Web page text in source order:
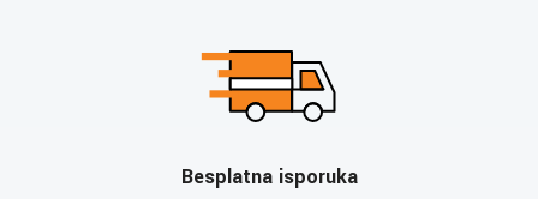
Besplatna isporuka